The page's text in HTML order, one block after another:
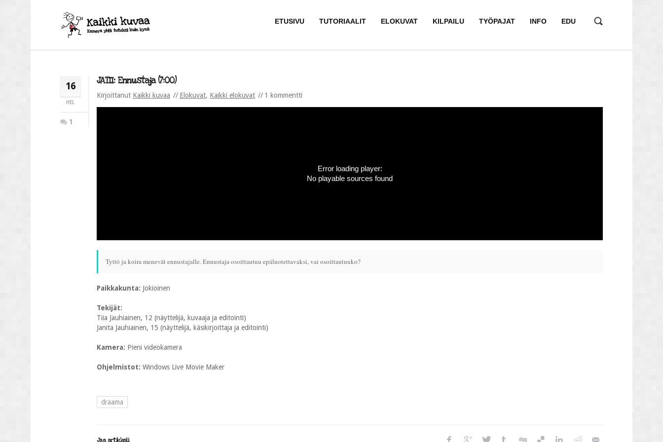
ETUSIVU TUTORIAALIT ELOKUVAT KILPAILU TYÖPAJAT INFO EDU
16
HEL
1
JATII: Ennustaja (7:00)
Kirjoittanut Kaikki kuvaa Elokuvat, Kaikki elokuvat 1 kommentti
Error loading player:
No playable sources found
Tyttö ja koira menevät ennustajalle. Ennustaja osoittautuu epäluotettavaksi, vai osoittautuuko?
Paikkakunta: Jokioinen
Tekijät:
Tiia Jauhiainen, 12 (näyttelijä, kuvaaja ja editointi)
Janita Jauhiainen, 15 (näyttelijä, käsikirjoittaja ja editointi)
Kamera: Pieni videokamera
Ohjelmistot: Windows Live Movie Maker
draama
Jaa artikkeli